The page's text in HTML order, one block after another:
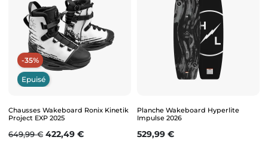
-35%
Epuisé
Chausses Wakeboard Ronix Kinetik
Project EXP 2025
Prix de base
649,99 € Prix
422,49 €
Planche Wakeboard Hyperlite
Impulse 2026
Prix
529,99 €